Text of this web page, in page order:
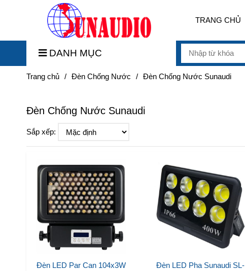
TRANG CHỦ
DANH MỤC
Trang chủ / Đèn Chống Nước / Đèn Chống Nước Sunaudi
Đèn Chống Nước Sunaudi
Sắp xếp:
Đèn LED Par Can 104x3W
Đèn LED Pha Sunaudi SL-